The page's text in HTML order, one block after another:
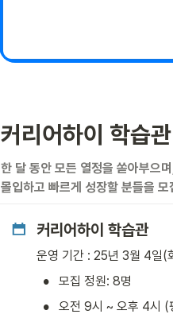
커리어하이 학습관
한 달 동안 모든 열정을 쏟아부으
몰입하고 빠르게 성장할 분들을 모
커리어하이 학습관
운영 기간 : 25년 3월 4일(
• 모집 정원: 8명
• 오전 9시 ~ 오후 4시 (